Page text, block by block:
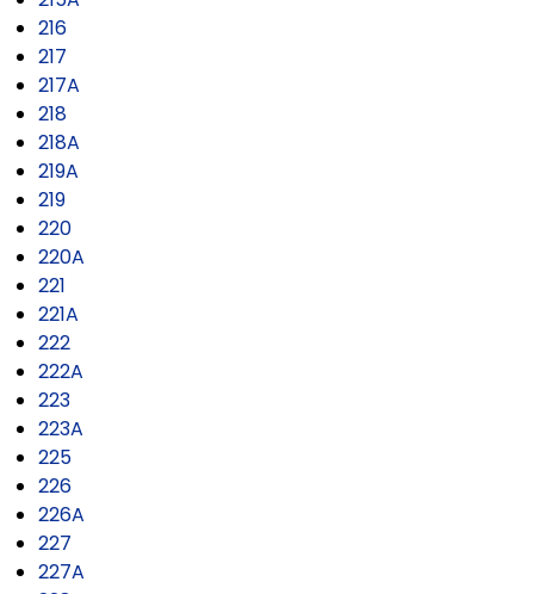
216
217
217A
218
218A
219A
219
220
220A
221
221A
222
222A
223
223A
225
226
226A
227
227A